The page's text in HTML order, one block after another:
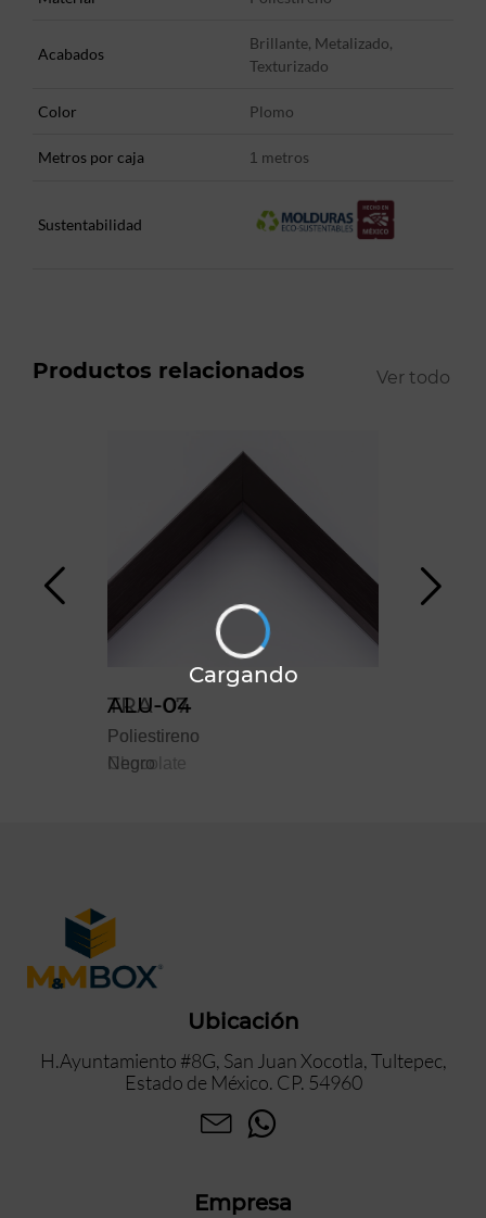
Acabados
Brillante, Metalizado,
Texturizado
Color Plomo
Metros por caja 1 metros
Sustentabilidad
Productos relacionados Ver todo
TRA-07
Poliestireno
Chocolate
ALU-04
Poliestireno
Negro
Cargando
Ubicación
H.Ayuntamiento #8G, San Juan Xocotla, Tultepec,
Estado de México. CP. 54960
Empresa